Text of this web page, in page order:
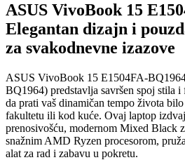
ASUS VivoBook 15
Elegantan dizajn i
za svakodnevne izazove
ASUS VivoBook 15 E1504FA-
BQ1964) predstavlja savršen spoj stila
da prati vaš dinamičan tempo života
fakultetu ili kod kuće. Ovaj laptop
prenosivošću, modernom Mixed Black
snažnim AMD Ryzen procesorom,
alat za rad i zabavu u pokretu.